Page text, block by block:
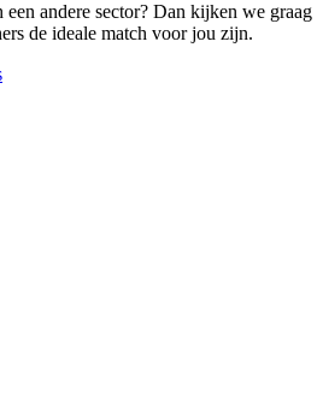
andere sector? Dan kijken we graag
de ideale match voor jou zijn.